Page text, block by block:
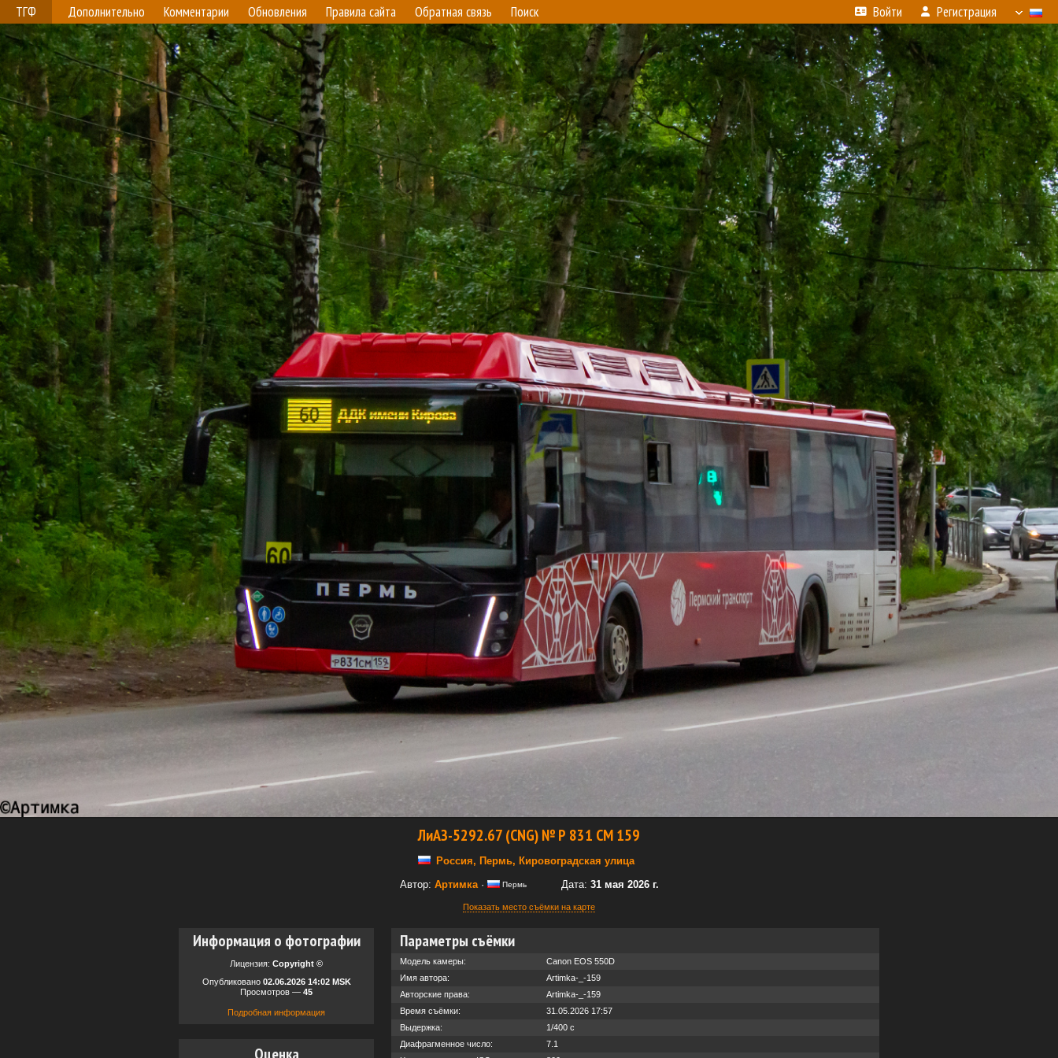
ТГФ Дополнительно Комментарии Обновления Правила сайта Обратная связь Поиск Войти Регистрация
ЛиАЗ-5292.67 (CNG) № Р 831 СМ 159
Россия, Пермь, Кировоградская улица
Автор: Артимка· ПермьДата: 31 мая 2026 г.
Показать место съёмки на карте
Информация о фотографии
Лицензия: Copyright ©
Опубликовано 02.06.2026 14:02 MSK
Просмотров — 45
Подробная информация
Параметры съёмки
Модель камеры:
Canon EOS 550D
Имя автора:
Artimka-_-159
Авторские права:
Artimka-_-159
Время съёмки:
31.05.2026 17:57
Выдержка:
1/400 с
Диафрагменное число:
7.1